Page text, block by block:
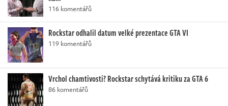
116 komentářů
Rockstar odhalil datum velké prezentace GTA VI
119 komentářů
Vrchol chamtivosti? Rockstar schytává kritiku za GTA 6
86 komentářů